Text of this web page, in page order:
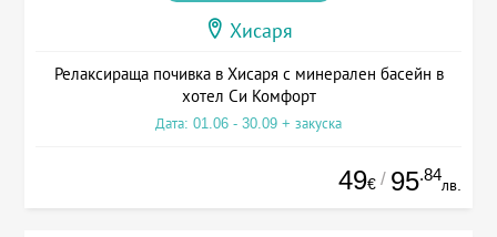
Хисаря
Релаксираща почивка в Хисаря с минерален басейн в
хотел Си Комфорт
Дата: 01.06 - 30.09 + закуска
49€ / 95.84
лв.